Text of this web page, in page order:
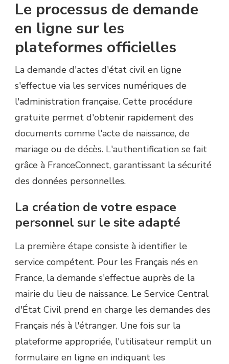
Le processus de demande
en ligne sur les
plateformes officielles
La demande d'actes d'état civil en ligne
s'effectue via les services numériques de
l'administration française. Cette procédure
gratuite permet d'obtenir rapidement des
documents comme l'acte de naissance, de
mariage ou de décès. L'authentification se fait
grâce à FranceConnect, garantissant la sécurité
des données personnelles.
La création de votre espace
personnel sur le site adapté
La première étape consiste à identifier le
service compétent. Pour les Français nés en
France, la demande s'effectue auprès de la
mairie du lieu de naissance. Le Service Central
d'État Civil prend en charge les demandes des
Français nés à l'étranger. Une fois sur la
plateforme appropriée, l'utilisateur remplit un
formulaire en ligne en indiquant les